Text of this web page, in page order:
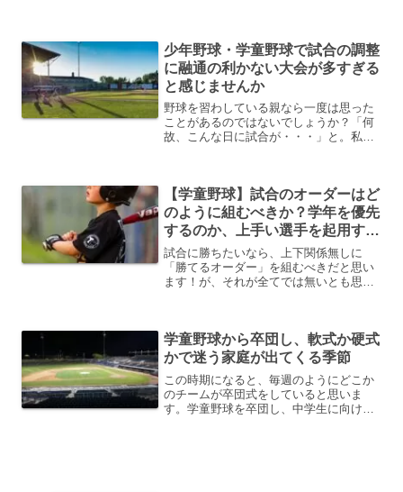
戦は5月14日（土）に決定。4月9日から
随時更新予定。
少年野球・学童野球で試合の調整
に融通の利かない大会が多すぎる
と感じませんか
野球を習わしている親なら一度は思った
ことがあるのではないでしょうか？「何
故、こんな日に試合が・・・」と。私自
で参加させて頂きました。...
【学童野球】試合のオーダーはど
のように組むべきか？学年を優先
するのか、上手い選手を起用する
のか。
試合に勝ちたいなら、上下関係無しに
「勝てるオーダー」を組むべきだと思い
ます！が、それが全てでは無いとも思い
が理解して、選手に伝えない...
学童野球から卒団し、軟式か硬式
かで迷う家庭が出てくる季節
この時期になると、毎週のようにどこか
のチームが卒団式をしていると思いま
す。学童野球を卒団し、中学生に向け